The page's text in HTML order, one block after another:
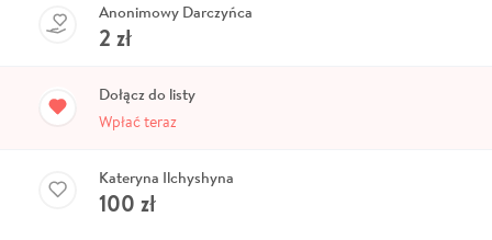
Anonimowy Darczyńca
2 zł
Dołącz do listy
Wpłać teraz
Kateryna Ilchyshyna
100 zł